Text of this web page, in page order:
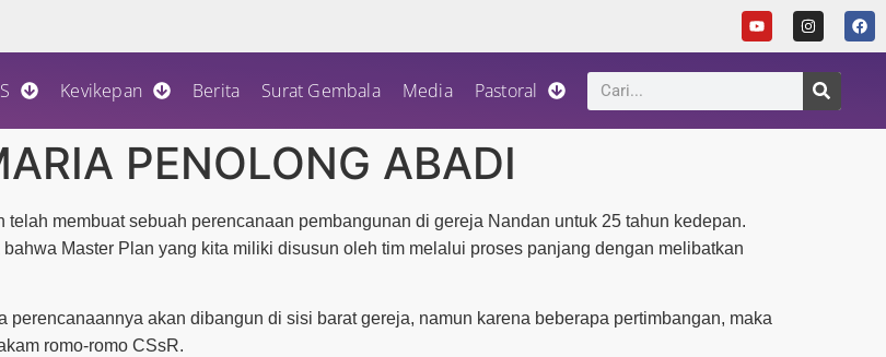
Kevikepan Berita Surat Gembala Media Pastoral
PENOLONG ABADI
membuat sebuah perencanaan pembangunan di gereja Nandan untuk 25 tahun kedepan.
Master Plan yang kita miliki disusun oleh tim melalui proses panjang dengan melibatkan
akan dibangun di sisi barat gereja, namun karena beberapa pertimbangan, maka
romo-romo CSsR.